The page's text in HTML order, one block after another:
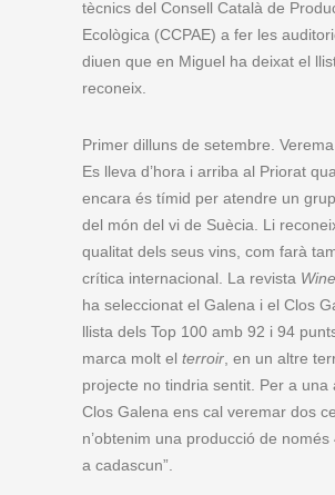
tècnics del Consell Català de
Ecològica (CCPAE) a fer les
diuen que en Miguel ha deixat el
reconeix.
Primer dilluns de setembre. Verema
Es lleva d’hora i arriba al Priorat
encara és tímid per atendre un
del món del vi de Suècia. Li
qualitat dels seus vins, com farà
crítica internacional. La revista
ha seleccionat el Galena i el Clos
llista dels Top 100 amb 92 i 94
marca molt el terroir , en un altre
projecte no tindria sentit. Per a una
Clos Galena ens cal veremar dos
n’obtenim una producció de
a cadascun”.